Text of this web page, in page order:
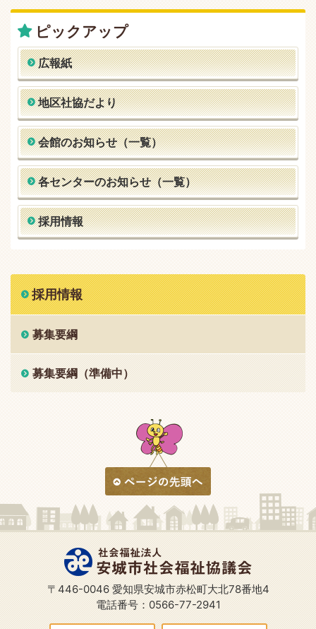
ピックアップ
広報紙
地区社協だより
会館のお知らせ（一覧）
各センターのお知らせ（一覧）
採用情報
採用情報
募集要綱
募集要綱（準備中）
〒446-0046 愛知県安城市赤松町大北78番地4
電話番号：0566-77-2941